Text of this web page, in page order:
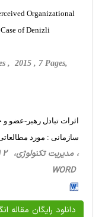
Organizational
of Denizli
, 2015 , 7 Pages,
اثرات تبادل رهبر-عضو
سازمانی : مورد
WORD
دانلود رایگان مقاله